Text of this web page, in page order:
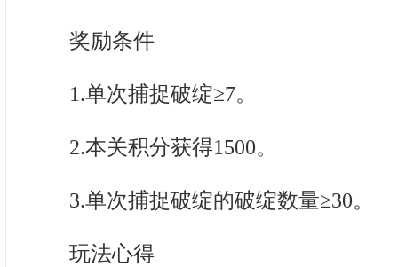
奖励条件
1.单次捕捉破绽≥7。
2.本关积分获得1500。
3.单次捕捉破绽的破绽数量≥30。
玩法心得